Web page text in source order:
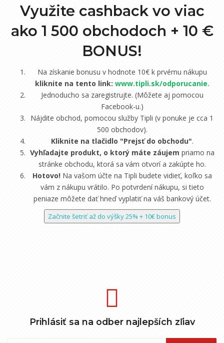
Využite cashback vo viac
ako 1 500 obchodoch + 10 €
BONUS!
Na získanie bonusu v hodnote 10€ k prvému nákupu
kliknite na tento link: www.tipli.sk/odporucanie.
Jednoducho sa zaregistrujte. (Môžete aj pomocou
Facebook-u.)
Nájdite obchod, pomocou služby Tipli (v ponuke je cca 1
500 obchodov).
Kliknite na tlačidlo "Prejsť do obchodu".
Vyhľadajte produkt, o ktorý máte záujem priamo na
stránke obchodu, ktorá sa vám otvorí a zakúpte ho.
Hotovo! Na vašom účte na Tipli budete vidieť, koľko sa
vám z nákupu vrátilo. Po potvrdení nákupu, si tieto
peniaze môžete dať hneď vyplatiť na váš bankový účet.
Začnite šetriť až do výšky 25% + 10€ bonus
Prihlásiť sa na odber najlepších zľiav